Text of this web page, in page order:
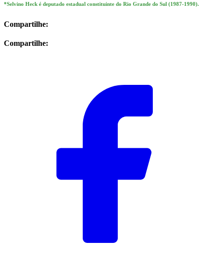
*Selvino Heck é deputado estadual constituinte do Rio Grande do Sul (1987-1990).
Compartilhe:
Compartilhe: